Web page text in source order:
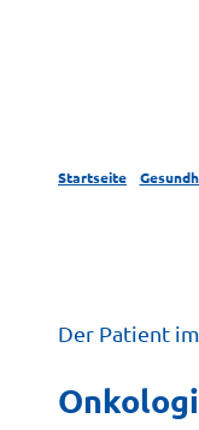
Startseite
Der Patient